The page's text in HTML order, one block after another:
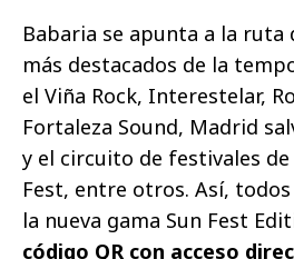
Babaria se apunta a la ruta
más destacados de la
el Viña Rock, Interestelar,
Fortaleza Sound, Madrid
y el circuito de festivales
Fest, entre otros. Así,
la nueva gama Sun Fest
código QR con acceso